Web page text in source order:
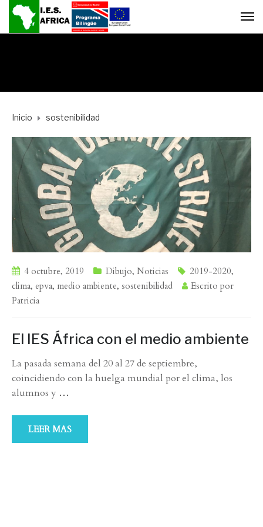
Inicio sostenibilidad
4 octubre, 2019 Dibujo, Noticias 2019-2020,
clima, epva, medio ambiente, sostenibilidad
Escrito por
Patricia
El IES África con el medio ambiente
La pasada semana del 20 al 27 de septiembre,
coincidiendo con la huelga mundial por el clima, los
alumnos y …
LEER MAS